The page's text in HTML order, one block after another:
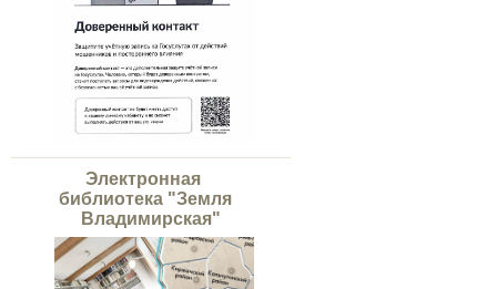
Электронная
библиотека "Земля
Владимирская"